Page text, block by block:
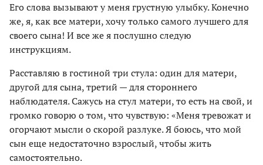
Его слова вызывают у меня грустную улыбку. Конечно
же, я, как все матери, хочу только самого лучшего для
своего сына! И все же я послушно следую
инструкциям.
Расставляю в гостиной три стула: один для матери,
другой для сына, третий — для стороннего
наблюдателя. Сажусь на стул матери, то есть на свой, и
громко говорю о том, что чувствую: «Меня тревожат и
огорчают мысли о скорой разлуке. Я боюсь, что мой
сын еще недостаточно взрослый, чтобы жить
самостоятельно.